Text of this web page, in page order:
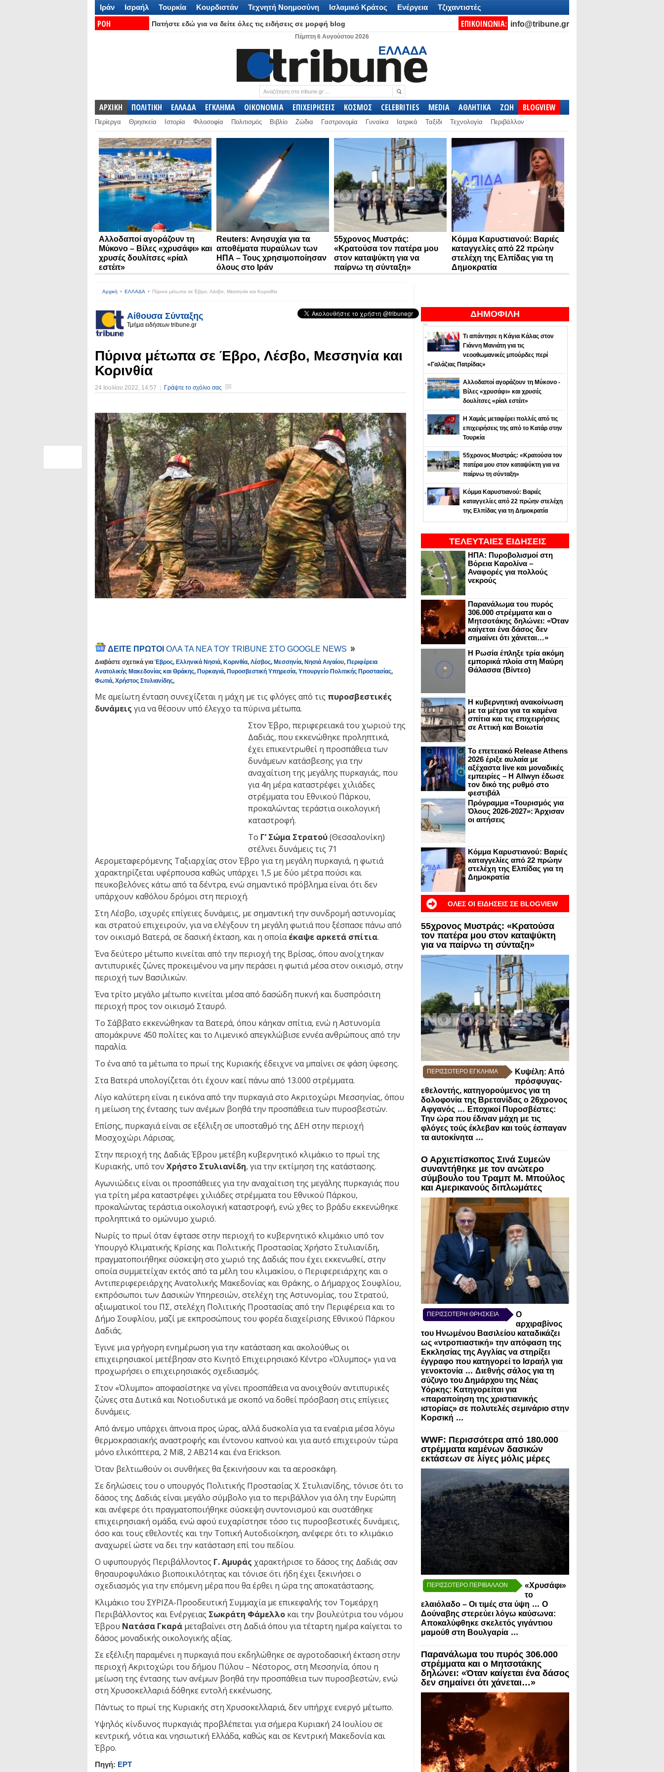
Ιράν Ισραήλ Τουρκία Κουρδιστάν Τεχνητή Νοημοσύνη Ισλαμικό Κράτος Ενέργεια Τζιχαντιστές
ΡΟΗ
Πατήστε εδώ για να δείτε όλες τις ειδήσεις σε μορφή blog ΕΠΙΚΟΙΝΩΝΙΑ: info@tribune.gr
Πέμπτη 6 Αυγούστου 2026
ΑΡΧΙΚΗ ΠΟΛΙΤΙΚΗ ΕΛΛΑΔΑ ΕΓΚΛΗΜΑ ΟΙΚΟΝΟΜΙΑ ΕΠΙΧΕΙΡΗΣΕΙΣ ΚΟΣΜΟΣ CELEBRITIES MEDIA ΑΘΛΗΤΙΚΑ ΖΩΗ BLOGVIEW
Περίεργα Θρησκεία Ιστορία Φιλοσοφία Πολιτισμός Βιβλίο Ζώδια Γαστρονομία Γυναίκα Ιατρικά Ταξίδι Τεχνολογία Περιβάλλον
Αλλοδαποί αγοράζουν τη
Μύκονο – Βίλες «χρυσάφι» και
χρυσές δουλίτσες «ρίαλ
εστέιτ»
Reuters: Ανησυχία για τα
αποθέματα πυραύλων των
ΗΠΑ – Τους χρησιμοποίησαν
όλους στο Ιράν
55χρονος Μυστράς:
«Κρατούσα τον πατέρα μου
στον καταψύκτη για να
παίρνω τη σύνταξη»
Κόμμα Καρυστιανού: Βαριές
καταγγελίες από 22 πρώην
στελέχη της Ελπίδας για τη
Δημοκρατία
ΔΗΜΟΦΙΛΗ
Τι απάντησε η Κάγια Κάλας στον
Γιάννη Μανιάτη για τις
νεοοθωμανικές μπούρδες περί
«Γαλάζιας Πατρίδας»
Αλλοδαποί αγοράζουν τη Μύκονο -
Βίλες «χρυσάφι» και χρυσές
δουλίτσες «ρίαλ εστέιτ»
Η Χαμάς μεταφέρει πολλές από τις
επιχειρήσεις της από το Κατάρ στην
Τουρκία
55χρονος Μυστράς: «Κρατούσα τον
πατέρα μου στον καταψύκτη για να
παίρνω τη σύνταξη»
Κόμμα Καρυστιανού: Βαριές
καταγγελίες από 22 πρώην στελέχη
της Ελπίδας για τη Δημοκρατία
ΤΕΛΕΥΤΑΙΕΣ ΕΙΔΗΣΕΙΣ
ΗΠΑ: Πυροβολισμοί στη
Βόρεια Καρολίνα –
Αναφορές για πολλούς
νεκρούς
Παρανάλωμα του πυρός
306.000 στρέμματα και ο
Μητσοτάκης δηλώνει: «Όταν
καίγεται ένα δάσος δεν
σημαίνει ότι χάνεται…»
Η Ρωσία έπληξε τρία ακόμη
εμπορικά πλοία στη Μαύρη
Θάλασσα (Βίντεο)
Η κυβερνητική ανακοίνωση
με τα μέτρα για τα καμένα
σπίτια και τις επιχειρήσεις
σε Αττική και Βοιωτία
Το επετειακό Release Athens
2026 έριξε αυλαία με
αξέχαστα live και μοναδικές
εμπειρίες – Η Allwyn έδωσε
τον δικό της ρυθμό στο
φεστιβάλ
Πρόγραμμα «Τουρισμός για
Όλους 2026-2027»: Άρχισαν
οι αιτήσεις
Κόμμα Καρυστιανού: Βαριές
καταγγελίες από 22 πρώην
στελέχη της Ελπίδας για τη
Δημοκρατία
ΟΛΕΣ ΟΙ ΕΙΔΗΣΕΙΣ ΣΕ BLOGVIEW
55χρονος Μυστράς: «Κρατούσα
τον πατέρα μου στον καταψύκτη
για να παίρνω τη σύνταξη»
ΠΕΡΙΣΣΟΤΕΡΟ ΕΓΚΛΗΜΑ
Κυψέλη: Από
πρόσφυγας-
εθελοντής, κατηγορούμενος για τη
δολοφονία της Βρετανίδας ο 26χρονος
Αφγανός ... Εποχικοί Πυροσβέστες:
Την ώρα που έδιναν μάχη με τις
φλόγες τούς έκλεβαν και τούς έσπαγαν
τα αυτοκίνητα ...
Ο Αρχιεπίσκοπος Σινά Συμεών
συναντήθηκε με τον ανώτερο
σύμβουλο του Τραμπ Μ. Μπούλος
και Αμερικανούς διπλωμάτες
ΠΕΡΙΣΣΟΤΕΡΗ ΘΡΗΣΚΕΙΑ
Ο
αρχιραβίνος
του Ηνωμένου Βασιλείου καταδικάζει
ως «ντροπιαστική» την απόφαση της
Εκκλησίας της Αγγλίας να στηρίξει
έγγραφο που κατηγορεί το Ισραήλ για
γενοκτονία ... Διεθνής σάλος για τη
σύζυγο του Δημάρχου της Νέας
Υόρκης: Κατηγορείται για
«παραποίηση της χριστιανικής
ιστορίας» σε πολυτελές σεμινάριο στην
Κορσική ...
WWF: Περισσότερα από 180.000
στρέμματα καμένων δασικών
εκτάσεων σε λίγες μόλις μέρες
ΠΕΡΙΣΣΟΤΕΡΟ ΠΕΡΙΒΑΛΛΟΝ
«Χρυσάφι»
το
ελαιόλαδο – Οι τιμές στα ύψη ... Ο
Δούναβης στερεύει λόγω καύσωνα:
Αποκαλύφθηκε σκελετός γιγάντιου
μαμούθ στη Βουλγαρία ...
Παρανάλωμα του πυρός 306.000
στρέμματα και ο Μητσοτάκης
δηλώνει: «Όταν καίγεται ένα δάσος
δεν σημαίνει ότι χάνεται…»
Αρχική ΕΛΛΑΔΑ Πύρινα μέτωπα σε Έβρο, Λέσβο, Μεσσηνία και Κορινθία
Αίθουσα Σύνταξης
Τμήμα ειδήσεων tribune.gr
Πύρινα μέτωπα σε Έβρο, Λέσβο, Μεσσηνία και
Κορινθία
24 Ιουλίου 2022, 14:57 Γράψτε το σχόλιο σας
ΔΕΙΤΕ ΠΡΩΤΟΙ ΟΛΑ ΤΑ ΝΕΑ ΤΟΥ TRIBUNE ΣΤΟ GOOGLE NEWS
Διαβάστε σχετικά για Έβρος, Ελληνικά Νησιά, Κορινθία, Λέσβος, Μεσσηνία, Νησιά Αιγαίου, Περιφέρεια
Ανατολικής Μακεδονίας και Θράκης, Πυρκαγιά, Πυροσβεστική Υπηρεσία, Υπουργείο Πολιτικής Προστασίας,
Φωτιά, Χρήστος Στυλιανίδης,
Με αμείωτη ένταση συνεχίζεται η μάχη με τις φλόγες από τις πυροσβεστικές
δυνάμεις για να θέσουν υπό έλεγχο τα πύρινα μέτωπα.
Στον Έβρο, περιφερειακά του χωριού της
Δαδιάς, που εκκενώθηκε προληπτικά,
έχει επικεντρωθεί η προσπάθεια των
δυνάμεων κατάσβεσης για την
αναχαίτιση της μεγάλης πυρκαγιάς, που
για 4η μέρα καταστρέφει χιλιάδες
στρέμματα του Εθνικού Πάρκου,
προκαλώντας τεράστια οικολογική
καταστροφή.
Το Γ’ Σώμα Στρατού(Θεσσαλονίκη)
στέλνει δυνάμεις τις 71
Αερομεταφερόμενης Ταξιαρχίας στον Έβρο για τη μεγάλη πυρκαγιά, η φωτιά
χαρακτηρίζεται υφέρπουσα καθώς υπάρχει 1,5 με δύο μέτρα πούσι και
πευκοβελόνες κάτω από τα δέντρα, ενώ σημαντικό πρόβλημα είναι ότι δεν
υπάρχουν καθόλου δρόμοι στη περιοχή.
Στη Λέσβο, ισχυρές επίγειες δυνάμεις, με σημαντική την συνδρομή αστυνομίας
και στρατού επιχειρούν, για να ελέγξουν τη μεγάλη φωτιά που ξέσπασε πάνω από
τον οικισμό Βατερά, σε δασική έκταση, και η οποίαέκαψε αρκετά σπίτια.
Ένα δεύτερο μέτωπο κινείται από την περιοχή της Βρίσας, όπου ανοίχτηκαν
αντιπυρικές ζώνες προκειμένου να μην περάσει η φωτιά μέσα στον οικισμό, στην
περιοχή των Βασιλικών.
Ένα τρίτο μεγάλο μέτωπο κινείται μέσα από δασώδη πυκνή και δυσπρόσιτη
περιοχή προς τον οικισμό Σταυρό.
Το Σάββατο εκκενώθηκαν τα Βατερά, όπου κάηκαν σπίτια, ενώ η Αστυνομία
απομάκρυνε 450 πολίτες και το Λιμενικό απεγκλώβισε εννέα ανθρώπους από την
παραλία.
Το ένα από τα μέτωπα το πρωί της Κυριακής έδειχνε να μπαίνει σε φάση ύφεσης.
Στα Βατερά υπολογίζεται ότι έχουν καεί πάνω από 13.000 στρέμματα.
Λίγο καλύτερη είναι η εικόνα από την πυρκαγιά στο Ακριτοχώρι Μεσσηνίας, όπου
η μείωση της έντασης των ανέμων βοηθά την προσπάθεια των πυροσβεστών.
Επίσης, πυρκαγιά είναι σε εξέλιξη σε υποσταθμό της ΔΕΗ στην περιοχή
Μοσχοχώρι Λάρισας.
Στην περιοχή της Δαδιάς Έβρου μετέβη κυβερνητικό κλιμάκιο το πρωί της
Κυριακής, υπό τον Χρήστο Στυλιανίδη, για την εκτίμηση της κατάστασης.
Αγωνιώδεις είναι οι προσπάθειες για την αναχαίτιση της μεγάλης πυρκαγιάς που
για τρίτη μέρα καταστρέφει χιλιάδες στρέμματα του Εθνικού Πάρκου,
προκαλώντας τεράστια οικολογική καταστροφή, ενώ χθες το βράδυ εκκενώθηκε
προληπτικά το ομώνυμο χωριό.
Νωρίς το πρωί όταν έφτασε στην περιοχή το κυβερνητικό κλιμάκιο υπό τον
Υπουργό Κλιματικής Κρίσης και Πολιτικής Προστασίας Χρήστο Στυλιανίδη,
πραγματοποιήθηκε σύσκεψη στο χωριό της Δαδιάς που έχει εκκενωθεί, στην
οποία συμμετείχαν εκτός από τα μέλη του κλιμακίου, ο Περιφερειάρχης και ο
Αντιπεριφερειάρχης Ανατολικής Μακεδονίας και Θράκης, ο Δήμαρχος Σουφλίου,
εκπρόσωποι των Δασικών Υπηρεσιών, στελέχη της Αστυνομίας, του Στρατού,
αξιωματικοί του ΠΣ, στελέχη Πολιτικής Προστασίας από την Περιφέρεια και το
Δήμο Σουφλίου, μαζί με εκπροσώπους του φορέα διαχείρισης Εθνικού Πάρκου
Δαδιάς.
Έγινε μια γρήγορη ενημέρωση για την κατάσταση και ακολούθως οι
επιχειρησιακοί μετέβησαν στο Κινητό Επιχειρησιακό Κέντρο «Όλυμπος» για να
προχωρήσει ο επιχειρησιακός σχεδιασμός.
Στον «Όλυμπο» αποφασίστηκε να γίνει προσπάθεια να ανοιχθούν αντιπυρικές
ζώνες στα Δυτικά και Νοτιοδυτικά με σκοπό να δοθεί πρόσβαση στις επίγειες
δυνάμεις.
Από άνεμο υπάρχει άπνοια προς ώρας, αλλά δυσκολία για τα εναέρια μέσα λόγω
θερμοκρασιακής αναστροφής και έντονου καπνού και για αυτό επιχειρούν τώρα
μόνο ελικόπτερα, 2 Mi8, 2 AB214 και ένα Erickson.
Όταν βελτιωθούν οι συνθήκες θα ξεκινήσουν και τα αεροσκάφη.
Σε δηλώσεις του ο υπουργός Πολιτικής Προστασίας Χ. Στυλιανίδης, τόνισε ότι το
δάσος της Δαδιάς είναι μεγάλο σύμβολο για το περιβάλλον για όλη την Ευρώπη
και ανέφερε ότι πραγματοποιήθηκε σύσκεψη συντονισμού και συστάθηκε
επιχειρησιακή ομάδα, ενώ αφού ευχαρίστησε τόσο τις πυροσβεστικές δυνάμεις,
όσο και τους εθελοντές και την Τοπική Αυτοδιοίκηση, ανέφερε ότι το κλιμάκιο
αναχωρεί ώστε να δει την κατάσταση επί του πεδίου.
Ο υφυπουργός Περιβάλλοντος Γ. Αμυράς χαρακτήρισε το δάσος της Δαδιάς σαν
θησαυροφυλάκιο βιοποικιλότητας και τόνισε ότι ήδη έχει ξεκινήσει ο
σχεδιασμός για την επόμενη μέρα που θα έρθει η ώρα της αποκατάστασης.
Κλιμάκιο του ΣΥΡΙΖΑ-Προοδευτική Συμμαχία με επικεφαλής τον Τομεάρχη
Περιβάλλοντος και Ενέργειας Σωκράτη Φάμελλο και την βουλεύτρια του νόμου
Έβρου Νατάσα Γκαρά μεταβαίνει στη Δαδιά όπου για τέταρτη ημέρα καίγεται το
δάσος μοναδικής οικολογικής αξίας.
Σε εξέλιξη παραμένει η πυρκαγιά που εκδηλώθηκε σε αγροτοδασική έκταση στην
περιοχή Ακριτοχώρι του δήμου Πύλου – Νέστορος, στη Μεσσηνία, όπου η
μείωση της έντασης των ανέμων βοηθά την προσπάθεια των πυροσβεστών, ενώ
στη Χρυσοκελλαριά δόθηκε εντολή εκκένωσης.
Πάντως το πρωί της Κυριακής στη Χρυσοκελλαριά, δεν υπήρχε ενεργό μέτωπο.
Υψηλός κίνδυνος πυρκαγιάς προβλέπεται για σήμερα Κυριακή 24 Ιουλίου σε
κεντρική, νότια και νησιωτική Ελλάδα, καθώς και σε Κεντρική Μακεδονία και
Έβρο.
Πηγή: ΕΡΤ